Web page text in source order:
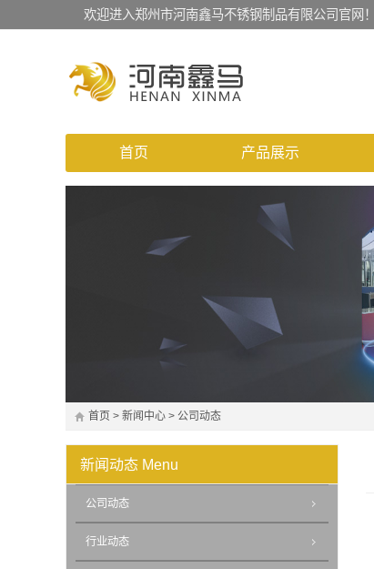
欢迎进入郑州市河南鑫马不锈钢制品有限公司官网！
首页 产品展示
首页 > 新闻中心 > 公司动态
新闻动态 Menu
公司动态
行业动态